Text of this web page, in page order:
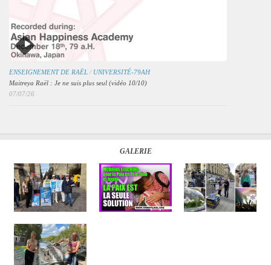
ENSEIGNEMENT DE RAËL / UNIVERSITÉ-79AH
Maitreya Raël : Je ne suis plus seul (vidéo 10/10)
07/07/26
GALERIE